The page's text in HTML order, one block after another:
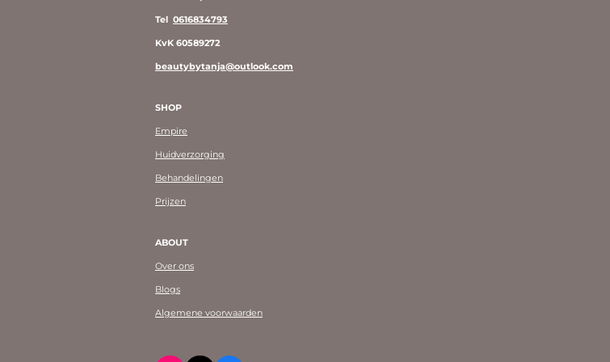
Tel 0616834793
KvK 60589272
beautybytanja@outlook.com
SHOP
Empire
Huidverzorging
Behandelingen
Prijzen
ABOUT
Over ons
Blogs
Algemene voorwaarden